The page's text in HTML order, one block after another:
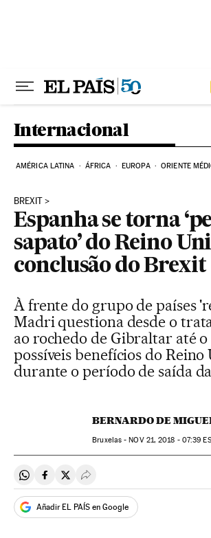
Internacional
AMÉRICA LATINA ÁFRICA EUROPA ORIENTE
BREXIT
Espanha se torna
sapato’ do Reino
conclusão do Brexit
À frente do grupo de países
Madri questiona desde o
ao rochedo de Gibraltar até
possíveis benefícios do Reino
durante o período de saída
BERNARDO DE
Bruxelas -NOV21, 2018 - 07:39
Compartir en Whatsapp
Compartir en Facebook
Compartir en Twitter
Desplegar Redes Sociales
Añadir EL PAÍS en Google